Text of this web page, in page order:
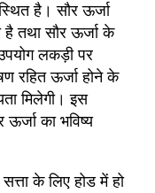
है। सौर ऊर्जा
है तथा सौर ऊर्जा के
लकड़ी पर
रहित ऊर्जा होने के
मिलेगी। इस
का भविष्य
के लिए होड में हो